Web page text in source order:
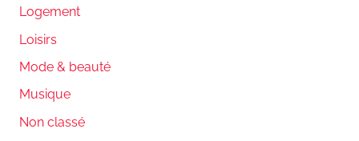
Logement
Loisirs
Mode & beauté
Musique
Non classé